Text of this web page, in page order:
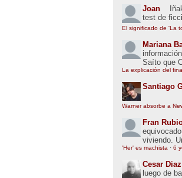
Joan
test de
El significado de 'La
Mariana
Saíto que
La explicación del
Santiago
Warner absorbe a
Fran
viviendo.
'Her' es machista · 6
Cesar Diaz
luego de